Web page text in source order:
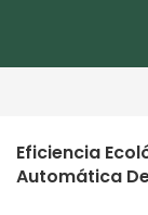
Eficiencia
Automática